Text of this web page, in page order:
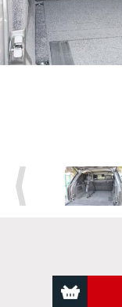
Previous